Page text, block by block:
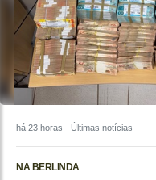
há 23 horas - Últimas notícias
NA BERLINDA